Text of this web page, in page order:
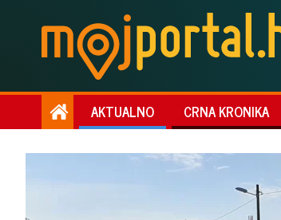
AKTUALNO CRNA KRONIKA